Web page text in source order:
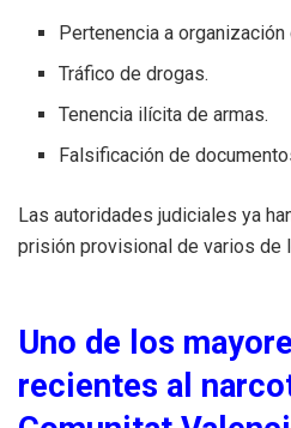
Pertenencia a organización
Tráfico de drogas.
Tenencia ilícita de armas.
Falsificación de
Las autoridades judiciales ya
prisión provisional de varios de
Uno de los
recientes al